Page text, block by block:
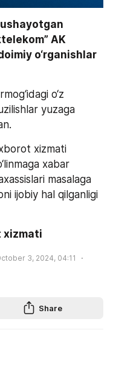
AK
o‘rganishlar
o‘z
yuzaga
xizmati
xabar
masalaga
ijobiy hal qilganligi
xizmati
3, 2024, 04:11
Share